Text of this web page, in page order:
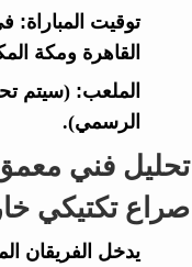
توقيت المباراة:
القاهرة ومكة
الملعب: (سيتم
الرسمي).
تحليل فني
صراع تكتيكي
يدخل الفريقان